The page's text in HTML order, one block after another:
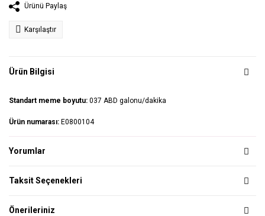
Ürünü Paylaş
Karşılaştır
Ürün Bilgisi
Standart meme boyutu: 037 ABD galonu/dakika
Ürün numarası: E0800104
Yorumlar
Taksit Seçenekleri
Önerileriniz